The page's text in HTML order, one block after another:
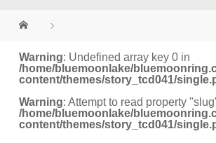
Warning: Undefined array key 0 in
/home/bluemoonlake/
content/themes/story_tcd041/
Warning: Attempt to read property
/home/bluemoonlake/
content/themes/story_tcd041/